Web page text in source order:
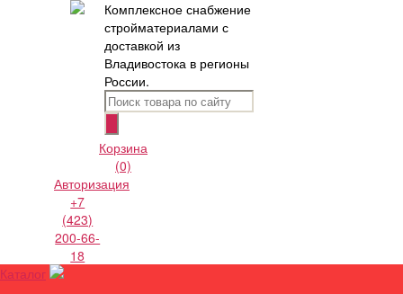
Комплексное снабжение
стройматериалами с
доставкой из
Владивостока в регионы
России.
Корзина
(0)
Авторизация
+7
(423)
200-66-
18
Каталог